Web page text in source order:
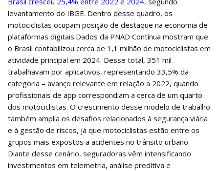
levantamento do IBGE. Dentro desse quadro, os
motociclistas ocupam posição de destaque na economia de
plataformas digitais.Dados da PNAD Contínua mostram que
o Brasil contabilizou cerca de 1,1 milhão de motociclistas em
atividade principal em 2024. Desse total, 351 mil
trabalhavam por aplicativos, representando 33,5% da
categoria – avanço relevante em relação a 2022, quando
profissionais de app correspondiam a cerca de um quarto
dos motociclistas. O crescimento desse modelo de trabalho
também amplia os desafios relacionados à segurança viária
e à gestão de riscos, já que motociclistas estão entre os
grupos mais expostos a acidentes no trânsito urbano.
Diante desse cenário, seguradoras vêm intensificando
investimentos em telemetria, análise preditiva e